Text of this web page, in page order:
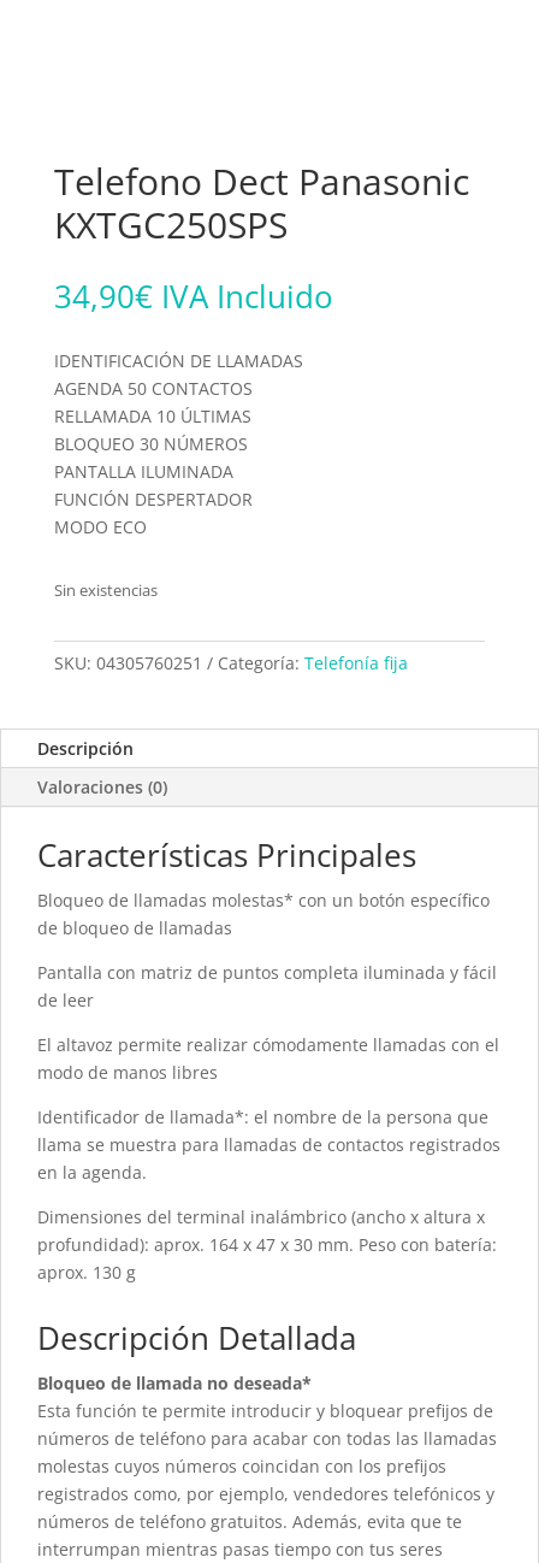
Telefono Dect Panasonic
KXTGC250SPS
34,90€ IVA Incluido
IDENTIFICACIÓN DE LLAMADAS
AGENDA 50 CONTACTOS
RELLAMADA 10 ÚLTIMAS
BLOQUEO 30 NÚMEROS
PANTALLA ILUMINADA
FUNCIÓN DESPERTADOR
MODO ECO
Sin existencias
SKU: 04305760251 Categoría: Telefonía fija
Descripción
Valoraciones (0)
Características Principales
Bloqueo de llamadas molestas* con un botón específico
de bloqueo de llamadas
Pantalla con matriz de puntos completa iluminada y fácil
de leer
El altavoz permite realizar cómodamente llamadas con el
modo de manos libres
Identificador de llamada*: el nombre de la persona que
llama se muestra para llamadas de contactos registrados
en la agenda.
Dimensiones del terminal inalámbrico (ancho x altura x
profundidad): aprox. 164 x 47 x 30 mm. Peso con batería:
aprox. 130 g
Descripción Detallada
Bloqueo de llamada no deseada*
Esta función te permite introducir y bloquear prefijos de
números de teléfono para acabar con todas las llamadas
molestas cuyos números coincidan con los prefijos
registrados como, por ejemplo, vendedores telefónicos y
números de teléfono gratuitos. Además, evita que te
interrumpan mientras pasas tiempo con tus seres